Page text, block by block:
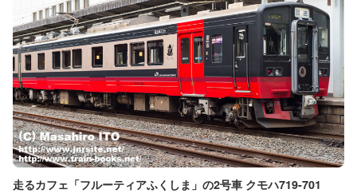
走るカフェ「フルーティアふくしま」の2号車 クモハ719-701